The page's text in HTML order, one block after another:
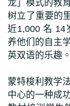
龙」模式的教
树立了重要的
近1,000 名 14
养他们的自主
英双语的乐趣 。
蒙特梭利教学
中心的一种成